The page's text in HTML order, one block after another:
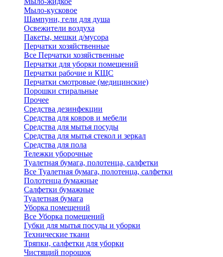
Мыло-кусковое
Шампуни, гели для душа
Освежители воздуха
Пакеты, мешки д/мусора
Перчатки хозяйственные
Все Перчатки хозяйственные
Перчатки для уборки помещений
Перчатки рабочие и КЩС
Перчатки смотровые (медицинские)
Порошки стиральные
Прочее
Средства дезинфекции
Средства для ковров и мебели
Средства для мытья посуды
Средства для мытья стекол и зеркал
Средства для пола
Тележки уборочные
Туалетная бумага, полотенца, салфетки
Все Туалетная бумага, полотенца, салфетки
Полотенца бумажные
Салфетки бумажные
Туалетная бумага
Уборка помещений
Все Уборка помещений
Губки для мытья посуды и уборки
Технические ткани
Тряпки, салфетки для уборки
Чистящий порошок